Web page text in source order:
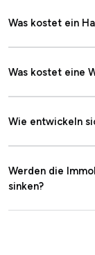
Was kostet ein
Was kostet eine
Wie entwickeln
Werden die
sinken?